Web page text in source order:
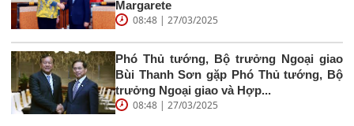
Margarete
08:48 | 27/03/2025
Phó Thủ tướng, Bộ trưởng Ngoại giao
Bùi Thanh Sơn gặp Phó Thủ tướng, Bộ
trưởng Ngoại giao và Hợp...
08:48 | 27/03/2025